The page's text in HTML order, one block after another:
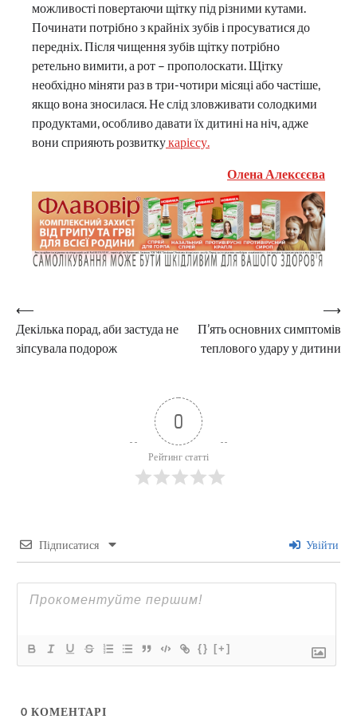
можливості повертаючи щітку під різними кутами.
Починати потрібно з крайніх зубів і просуватися до
передніх. Після чищення зубів щітку потрібно
ретельно вимити, а рот – прополоскати. Щітку
необхідно міняти раз в три-чотири місяці або частіше,
якщо вона зносилася. Не слід зловживати солодкими
продуктами, особливо давати їх дитині на ніч, адже
вони сприяють розвиткукарієсу.
Олена Алексєєва
Навігація
записів
⟵
Декілька порад, аби застуда не
зіпсувала подорож
П’ять основних симптомів
теплового удару у дитини
⟶
0
Рейтинг статті
Підписатися Увійти
{} [+]
0 КОМЕНТАРІ